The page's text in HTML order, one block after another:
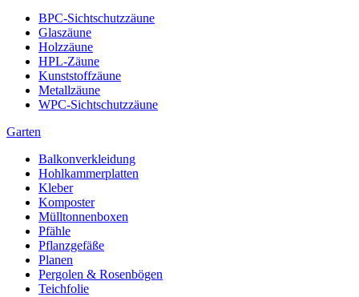
BPC-Sichtschutzzäune
Glaszäune
Holzzäune
HPL-Zäune
Kunststoffzäune
Metallzäune
WPC-Sichtschutzzäune
Garten
Balkonverkleidung
Hohlkammerplatten
Kleber
Komposter
Mülltonnenboxen
Pfähle
Pflanzgefäße
Planen
Pergolen & Rosenbögen
Teichfolie